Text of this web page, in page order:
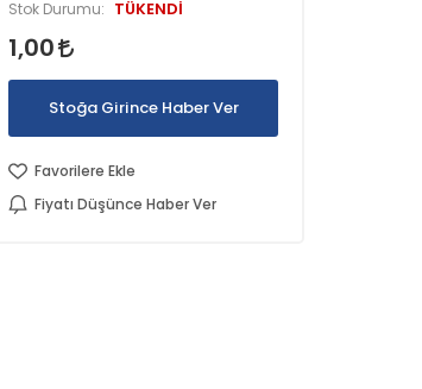
Stok Durumu: TÜKENDİ
1,00
Stoğa Girince Haber Ver
Favorilere Ekle
Fiyatı Düşünce Haber Ver